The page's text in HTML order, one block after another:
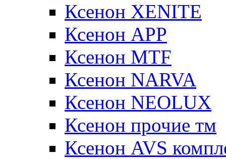
Ксенон XENITE
Ксенон APP
Ксенон MTF
Ксенон NARVA
Ксенон NEOLUX
Ксенон прочие тм
Ксенон AVS